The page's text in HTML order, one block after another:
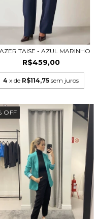
TAISE - AZUL MARINHO
R$459,00
4 x de R$114,75 sem juros
OFF